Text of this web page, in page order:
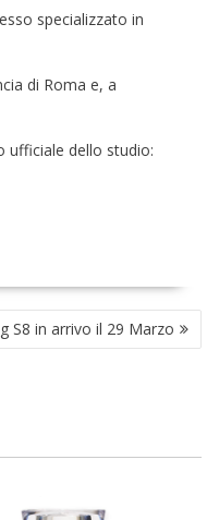
specializzato in
di Roma e, a
ufficiale dello studio:
S8 in arrivo il 29 Marzo